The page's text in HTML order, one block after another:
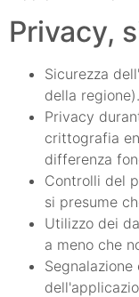
Privacy,
Sicurezza
della
Privacy
crittografia
differenza
Controlli del
si presume
Utilizzo dei
a meno che